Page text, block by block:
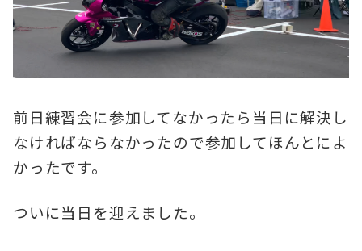
前日練習会に参加してなかったら当日に解決し
なければならなかったので参加してほんとによ
かったです。
ついに当日を迎えました。